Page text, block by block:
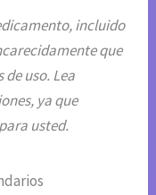
incluido
que
uso. Lea
ya que
usted.